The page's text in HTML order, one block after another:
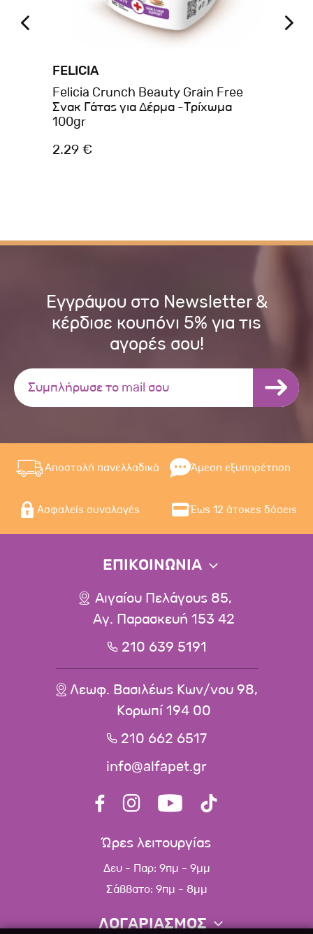
FELICIA
Felicia Crunch Beauty Grain Free
Σνακ Γάτας για Δέρμα -Τρίχωμα
100gr
2.29 €
Εγγράψου στο Newsletter &
κέρδισε κουπόνι 5% για τις
αγορές σου!
Αποστολή πανελλαδικά Άμεση εξυπηρέτηση
Ασφαλείς συναλαγές Έως 12 άτοκες δόσεις
ΕΠΙΚΟΙΝΩΝΙΑ
Αιγαίου Πελάγους 85,
Αγ. Παρασκευή 153 42
210 639 5191
Λεωφ. Βασιλέως Κων/νου 98,
Κορωπί 194 00
210 662 6517
info@alfapet.gr
Ώρες λειτουργίας
Δευ - Παρ: 9πμ - 9μμ
Σάββατο: 9πμ - 8μμ
ΛΟΓΑΡΙΑΣΜΟΣ